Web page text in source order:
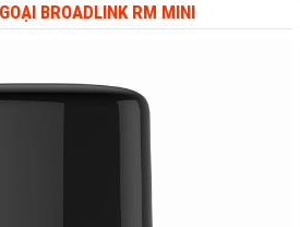
BROADLINK RM MINI